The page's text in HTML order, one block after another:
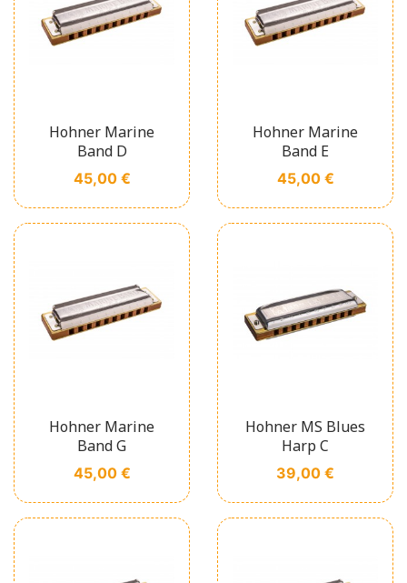
Hohner Marine
Band D
Prix
45,00 €
Hohner Marine
Band E
Prix
45,00 €
Hohner Marine
Band G
Prix
45,00 €
Hohner MS Blues
Harp C
Prix
39,00 €